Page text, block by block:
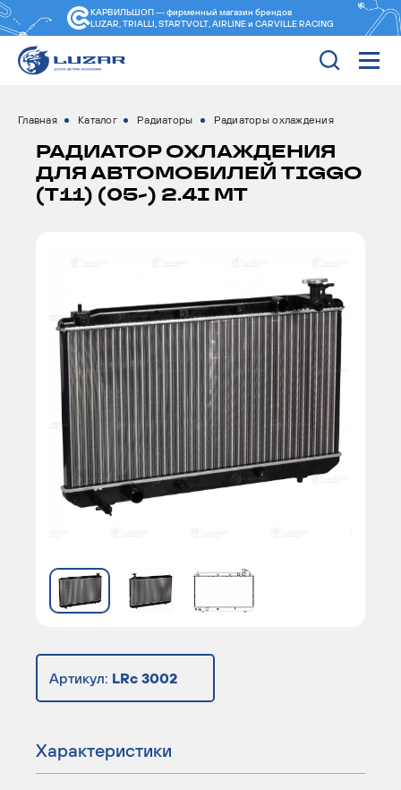
КАРВИЛЬШОП — фирменный магазин брендов
LUZAR, TRIALLI, STARTVOLT, AIRLINE и CARVILLE RACING
Главная Каталог Радиаторы Радиаторы охлаждения
РАДИАТОР ОХЛАЖДЕНИЯ
ДЛЯ АВТОМОБИЛЕЙ TIGGO
(T11) (05-) 2.4I MT
Артикул: LRc 3002
Характеристики